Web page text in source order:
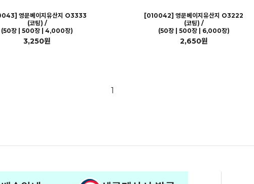
영문베이지유산지 O3333
(코팅) /
(50장 | 500장 | 4,000장)
3,250원
[010042] 영문베이지유산지 O3222
(코팅) /
(50장 | 500장 | 6,000장)
2,650원
1